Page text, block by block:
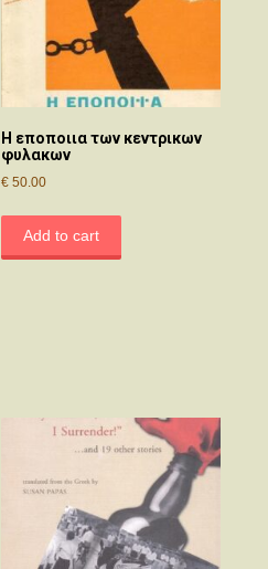
Η εποποιια των κεντρικων
φυλακων
€ 50.00
Add to cart